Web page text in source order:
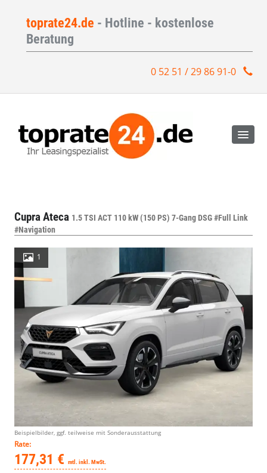
toprate24.de - Hotline - kostenlose
Beratung
0 52 51 / 29 86 91-0
Cupra Ateca 1.5 TSI ACT 110 kW (150 PS) 7-Gang DSG #Full Link
#Navigation
1
Beispielbilder, ggf. teilweise mit Sonderausstattung
Rate:
177,31 € mtl. inkl. MwSt.